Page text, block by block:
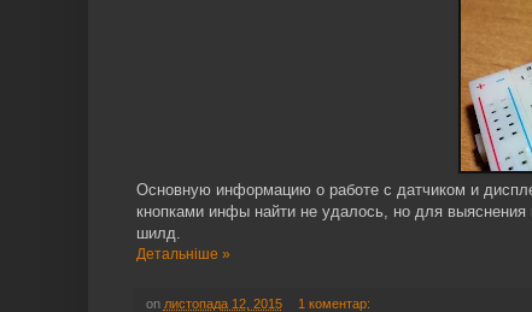
Основную информацию о работе с датчиком и
кнопками инфы найти не удалось, но для выяснения
шилд.
Детальніше »
on листопада 12, 2015
1 коментар: